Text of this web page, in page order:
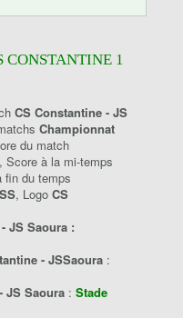
CONSTANTINE 1
CS Constantine - JS
Championnat
du match
, Score à la mi-temps
fin du temps
, Logo CS
JS Saoura :
- JSSaoura :
JS Saoura : Stade